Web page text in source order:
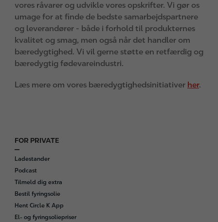
vores råvarer og udvikle vores opskrifter. Vi gør os
umage for at finde de bedste samarbejdspartnere
og leverandører - både i forhold til produkternes
kvalitet og smag, men også når det handler om
bæredygtighed. Vi vil gerne støtte en retfærdig og
bæredygtig fødevareindustri.
Læs mere om vores bæredygtighedsinitiativer her.
F
o
o
t
e
r
FOR PRIVATE
Ladestander
Podcast
Tilmeld dig extra
Bestil fyringsolie
Hent Circle K App
El- og fyringsoliepriser